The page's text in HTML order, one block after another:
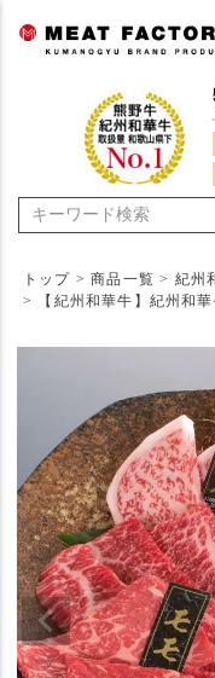
トップ 商品一覧
紀州
【紀州和華牛】紀州和